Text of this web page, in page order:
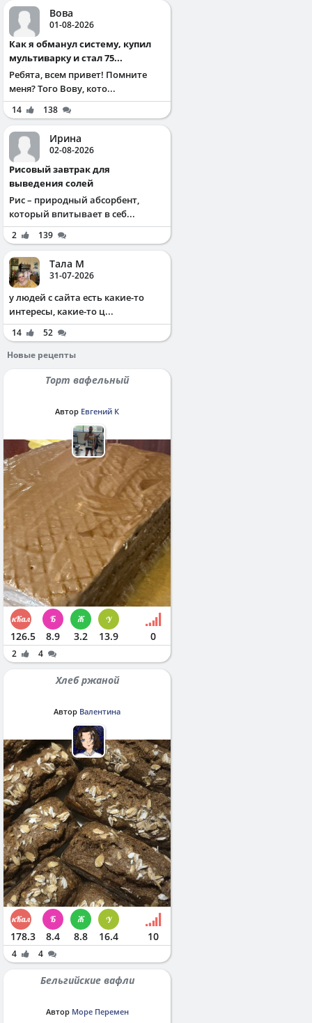
Вова
01-08-2026
Как я обманул систему, купил
мультиварку и стал 75...
Ребята, всем привет! Помните
меня? Того Вову, кото...
14 138
Ирина
02-08-2026
Рисовый завтрак для
выведения солей
Рис – природный абсорбент,
который впитывает в себ...
2 139
Тала М
31-07-2026
у людей с сайта есть какие-то
интересы, какие-то ц...
14
52
Новые рецепты
Торт вафельный
Автор Евгений К
126.5 8.9 3.2 13.9 0
2 4
Хлеб ржаной
Автор Валентина
178.3 8.4 8.8 16.4 10
4 4
Бельгийские вафли
Автор Море Перемен